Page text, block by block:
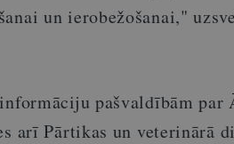
un ierobežošanai,"
pašvaldībām par
arī Pārtikas un veterinārā